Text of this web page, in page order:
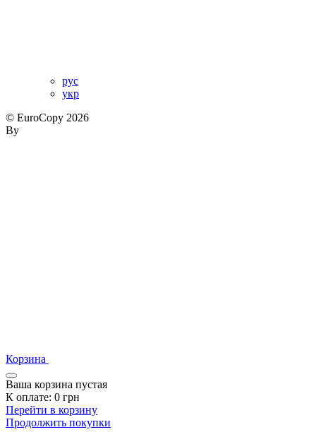
рус
укр
© EuroCopy 2026
By
Корзина
Ваша корзина пустая
К оплате: 0 грн
Перейти в корзину
Продолжить покупки